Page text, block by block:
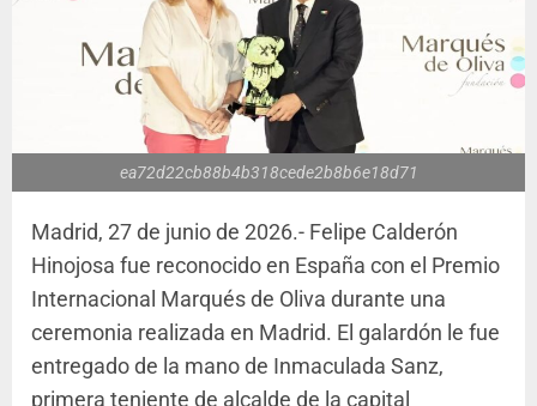
ea72d22cb88b4b318cede2b8b6e18d71
Madrid, 27 de junio de 2026.- Felipe Calderón
Hinojosa fue reconocido en España con el Premio
Internacional Marqués de Oliva durante una
ceremonia realizada en Madrid. El galardón le fue
entregado de la mano de Inmaculada Sanz,
primera teniente de alcalde de la capital